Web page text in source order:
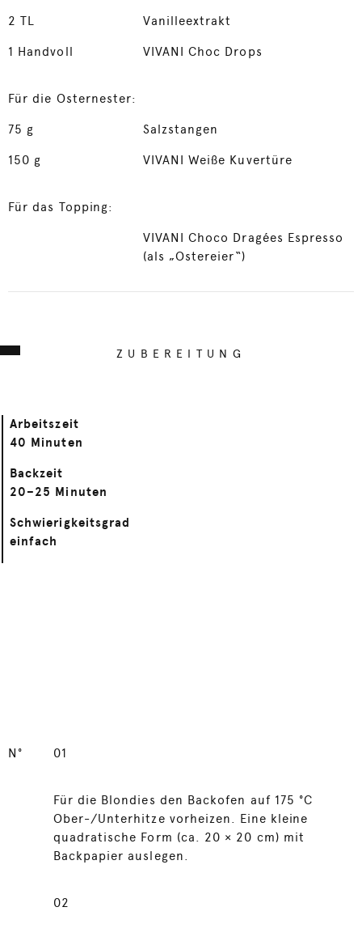
2TL Vanilleextrakt
1 Handvoll VIVANI Choc Drops
Für die Osternester:
75 g Salzstangen
150 g VIVANI Weiße Kuvertüre
Für das Topping:
VIVANI Choco Dragées Espresso
(als „Ostereier“)
ZUBEREITUNG
Arbeitszeit
40 Minuten
Backzeit
20–25 Minuten
Schwierigkeitsgrad
einfach
N° 01
Für die Blondies den Backofen auf 175 °C
Ober-/Unterhitze vorheizen. Eine kleine
quadratische Form (ca. 20 × 20 cm) mit
Backpapier auslegen.
02